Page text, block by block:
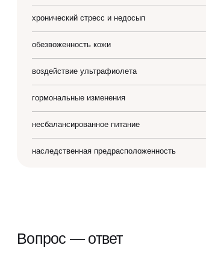
хронический стресс и недосып
обезвоженность кожи
воздействие ультрафиолета
гормональные изменения
несбалансированное питание
наследственная предрасположенность
Вопрос — ответ